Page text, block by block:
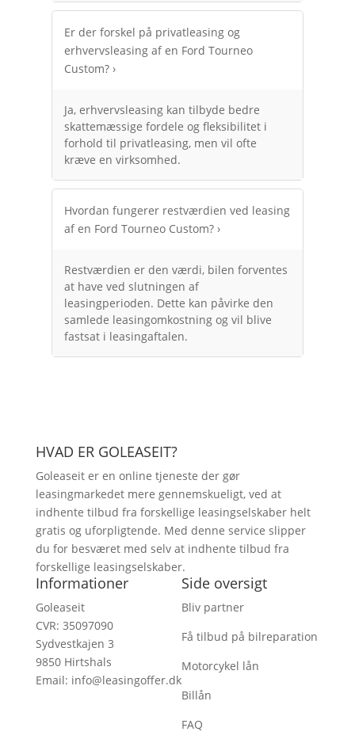
Er der forskel på privatleasing og
erhvervsleasing af en Ford Tourneo
Custom? ›
Ja, erhvervsleasing kan tilbyde bedre
skattemæssige fordele og fleksibilitet i
forhold til privatleasing, men vil ofte
kræve en virksomhed.
Hvordan fungerer restværdien ved leasing
af en Ford Tourneo Custom? ›
Restværdien er den værdi, bilen forventes
at have ved slutningen af
leasingperioden. Dette kan påvirke den
samlede leasingomkostning og vil blive
fastsat i leasingaftalen.
HVAD ER GOLEASEIT?
Goleaseit er en online tjeneste der gør
leasingmarkedet mere gennemskueligt, ved at
indhente tilbud fra forskellige leasingselskaber helt
gratis og uforpligtende. Med denne service slipper
du for besværet med selv at indhente tilbud fra
forskellige leasingselskaber.
Informationer
Goleaseit
CVR: 35097090
Sydvestkajen 3
9850 Hirtshals
Email: info@leasingoffer.dk
Side oversigt
Bliv partner
Få tilbud på bilreparation
Motorcykel lån
Billån
FAQ